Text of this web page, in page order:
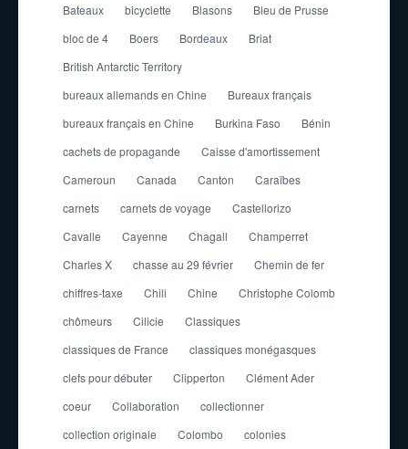
Bateaux
bicyclette Blasons
Bleu de Prusse
bloc de 4
Boers Bordeaux
Briat
British Antarctic Territory
bureaux allemands en Chine
Bureaux français
bureaux français en Chine
Burkina Faso
Bénin
cachets de propagande
Caisse d'amortissement
Cameroun
Canada Canton
Caraïbes
carnets
carnets de voyage
Castellorizo
Cavalle
Cayenne Chagall
Champerret
Charles X
chasse au 29 février
Chemin de fer
chiffres-taxe
Chili Chine
Christophe Colomb
chômeurs
Cilicie
Classiques
classiques de France
classiques monégasques
clefs pour débuter
Clipperton
Clément Ader
coeur
Collaboration
collectionner
collection originale
Colombo
colonies